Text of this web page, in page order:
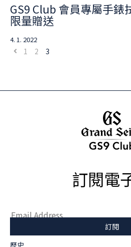
GS9 Club 會員專屬手錶
限量贈送
4. 1. 2022
1 2 3
訂閱電